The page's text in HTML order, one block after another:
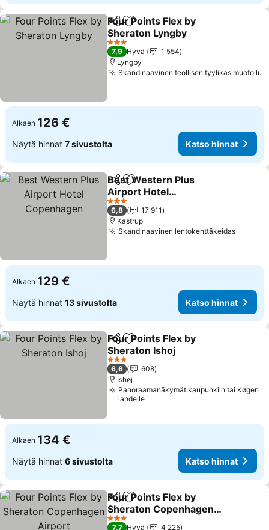
Jaa Lisää suosikkeihin
Four Points Flex by
Sheraton Lyngby
3 Tähtiluokitus
7,9 Hyvä
1 554
Lyngby
Skandinaavinen teollisen tyylikäs muotoilu
Alkaen 126 €
Näytä hinnat 7 sivustolta Katso hinnat
Jaa Lisää suosikkeihin
Best Western Plus
Airport Hotel
Copenhagen
3 Tähtiluokitus
6,8
17 911
Kastrup
Skandinaavinen lentokenttäkeidas
Alkaen 129 €
Näytä hinnat 13 sivustolta Katso hinnat
Jaa Lisää suosikkeihin
Four Points Flex by
Sheraton Ishoj
3 Tähtiluokitus
6,6
608
Ishøj
Panoraamanäkymät kaupunkiin tai Køgen
lahdelle
Alkaen 134 €
Näytä hinnat 6 sivustolta Katso hinnat
Jaa Lisää suosikkeihin
Four Points Flex by
Sheraton Copenhagen
Airport
3 Tähtiluokitus
7,7 Hyvä 4 225